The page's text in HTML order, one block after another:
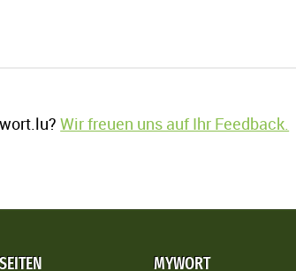
Wir freuen uns auf Ihr Feedback.
MYWORT